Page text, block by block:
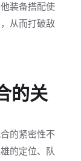
装备搭配使
从而打破敌
的关
的紧密性不
的定位、队